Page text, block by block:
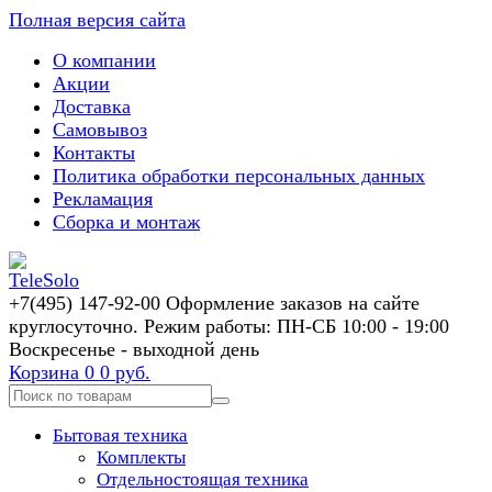
Полная версия сайта
О компании
Акции
Доставка
Самовывоз
Контакты
Политика обработки персональных данных
Рекламация
Сборка и монтаж
+7(495) 147-92-00 Оформление заказов на сайте
круглосуточно. Режим работы: ПН-СБ 10:00 - 19:00
Воскресенье - выходной день
Корзина 0 0 руб.
Бытовая техника
Комплекты
Отдельностоящая техника